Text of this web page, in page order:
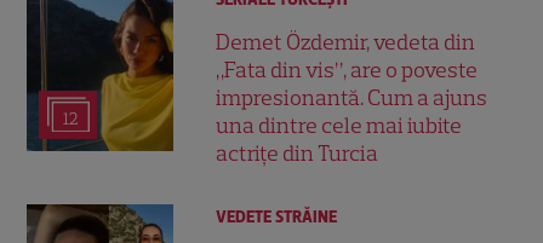
12
Demet Özdemir, vedeta din
„Fata din vis”, are o poveste
impresionantă. Cum a ajuns
una dintre cele mai iubite
actrițe din Turcia
VEDETE STRĂINE